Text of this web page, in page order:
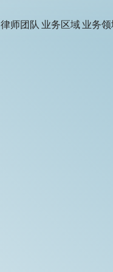
律师团队 业务区域 业务